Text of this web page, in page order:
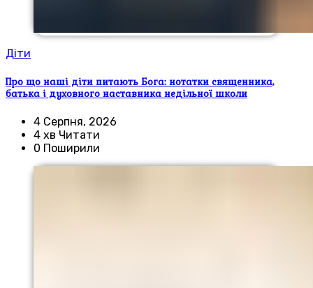
Діти
Про що наші діти питають Бога: нотатки священника,
батька і духовного наставника недільної школи
4 Серпня, 2026
4 хв Читати
0 Поширили